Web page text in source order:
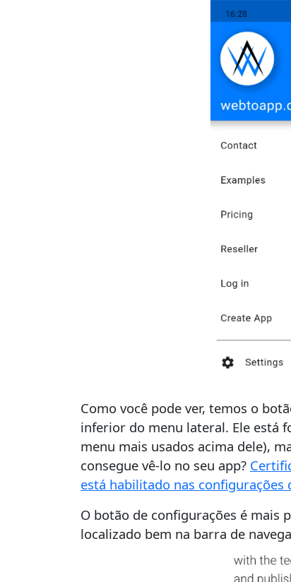
Como você pode ver, temos o
inferior do menu lateral. Ele está
menu mais usados acima dele),
consegue vê-lo no seu app?
está habilitado nas configurações
O botão de configurações é mais
localizado bem na barra de